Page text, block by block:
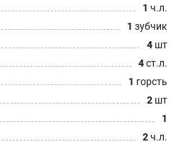
1 ч.л.
1 зубчик
4 шт
4ст.л.
1 горсть
2 шт
1
2ч.л.